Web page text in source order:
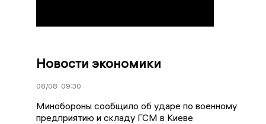
Новости экономики
08/08 09:30
Минобороны сообщило об ударе по военному
предприятию и складу ГСМ в Киеве